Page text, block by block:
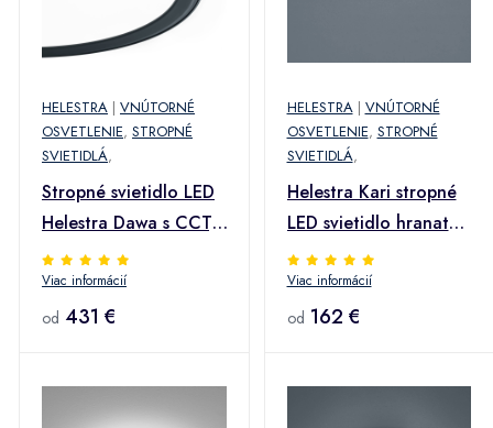
HELESTRA | VNÚTORNÉ
OSVETLENIE, STROPNÉ
SVIETIDLÁ,
Stropné svietidlo LED
Helestra Dawa s CCT,
Ø 54 cm
Viac informácií
od 431 €
HELESTRA| VNÚTORNÉ
OSVETLENIE, STROPNÉ
SVIETIDLÁ,
Helestra Kari stropné
LED svietidlo hranaté
čierna
Viac informácií
od 162 €